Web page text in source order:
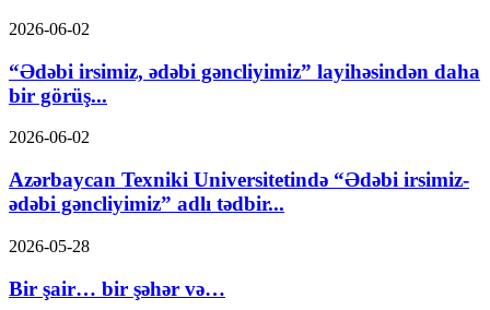
2026-06-02
“Ədəbi irsimiz, ədəbi gəncliyimiz” layihəsindən daha
bir görüş...
2026-06-02
Azərbaycan Texniki Universitetində “Ədəbi irsimiz-
ədəbi gəncliyimiz” adlı tədbir...
2026-05-28
Bir şair… bir şəhər və…